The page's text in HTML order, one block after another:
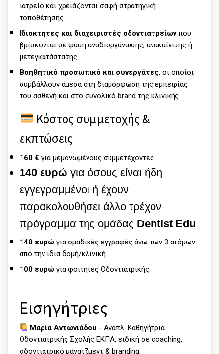
ιατρείο και χρειάζονται σαφή στρατηγική
τοποθέτησης.
Ιδιοκτήτες και διαχειριστές οδοντιατρείωνπου
βρίσκονται σε φάση αναδιοργάνωσης, ανακαίνισης ή
μετεγκατάστασης.
Βοηθητικό προσωπικό και συνεργάτες, οι οποίοι
συμβάλλουν άμεσα στη διαμόρφωση της εμπειρίας
του ασθενή και στο συνολικό brand της κλινικής.
Κόστος συμμετοχής &
εκπτώσεις
160 € για μεμονωμένους συμμετέχοντες.
140 ευρώ για όσους είναι ήδη
εγγεγραμμένοι ή έχουν
παρακολουθήσει άλλο τρέχον
πρόγραμμα της ομάδας Dentist Edu.
140 ευρώ για ομαδικές εγγραφές άνω των 3 ατόμων
από την ίδια δομή/κλινική.
100 ευρώ για φοιτητές Οδοντιατρικής.
Εισηγήτριες
Μαρία Αντωνιάδου - Αναπλ. Καθηγήτρια
Οδοντιατρικής Σχολής ΕΚΠΑ, ειδική σε coaching,
οδοντιατρικό μάνατζμεντ & branding.